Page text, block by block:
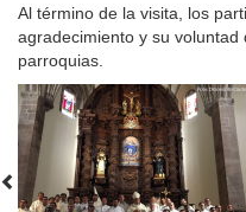
Al término de la visita, los
agradecimiento y su voluntad
parroquias.